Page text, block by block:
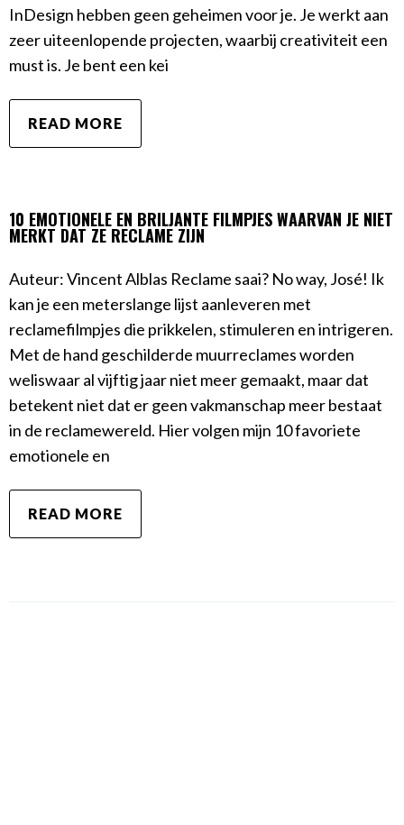
InDesign hebben geen geheimen voor je. Je werkt aan
zeer uiteenlopende projecten, waarbij creativiteit een
must is. Je bent een kei
READ MORE
10 EMOTIONELE EN BRILJANTE FILMPJES WAARVAN JE NIET
MERKT DAT ZE RECLAME ZIJN
Auteur: Vincent Alblas Reclame saai? No way, José! Ik
kan je een meterslange lijst aanleveren met
reclamefilmpjes die prikkelen, stimuleren en intrigeren.
Met de hand geschilderde muurreclames worden
weliswaar al vijftig jaar niet meer gemaakt, maar dat
betekent niet dat er geen vakmanschap meer bestaat
in de reclamewereld. Hier volgen mijn 10 favoriete
emotionele en
READ MORE